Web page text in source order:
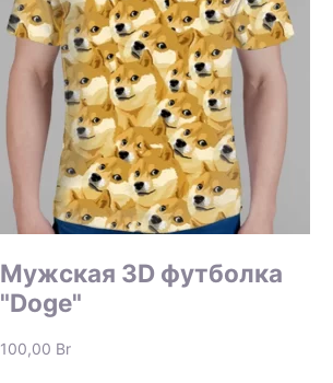
Мужская 3D футболка
"Doge"
100,00 Br